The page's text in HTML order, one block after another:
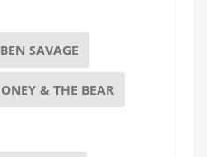
SAVAGE
& THE BEAR